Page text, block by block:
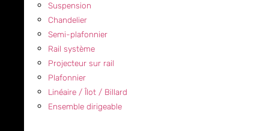
Suspension
Chandelier
Semi-plafonnier
Rail système
Projecteur sur rail
Plafonnier
Linéaire / Îlot / Billard
Ensemble dirigeable